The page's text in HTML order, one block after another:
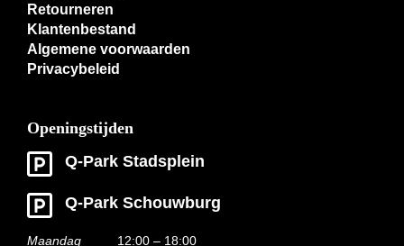
Retourneren
Klantenbestand
Algemene voorwaarden
Privacybeleid
Openingstijden
Q-Park Stadsplein
Q-Park Schouwburg
Maandag 12:00 – 18:00